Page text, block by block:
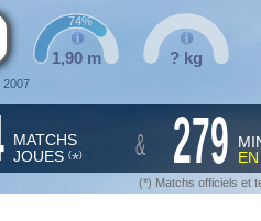
2007
1,90 m
74%
? kg
MATCHS
JOUES (*) & 279
(*) Matchs officiels et